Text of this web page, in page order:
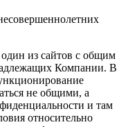
из сайтов с общим
Компании. В
не общими, а
и там
относительно